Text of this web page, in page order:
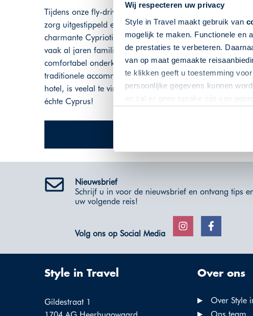
Wij respecteren uw privacy
Style in Travel maakt gebruik van
mogelijk te maken. Functionele en
de prestaties te verbeteren.
van op maat gemaakte
te klikken geeft u toestemming
persoonlijke gegevens kunnen
en zal er geen sprake zijn van
Tijdens onze fly-drives verzorgen wij voor u niet alleen
zorg uitgestippeld en de accommodaties zijn door ons
charmante Cypriotische dorpen en ver weg van het
vaak al jaren familiebezit en de eigenaren zijn dan ook
comfortabel onderkomen, met behoud van de
traditionele accommodaties welke wij met zorg voor u
hotel, is veelal te vinden in de kustregio en in de
échte Cyprus!
Nieuwsbrief
Schrijf u in voor de nieuwsbrief en ontvang tips
uw volgende reis!
Volg ons op Social Media
Style in Travel
Gildestraat 1
Over ons
Over Style